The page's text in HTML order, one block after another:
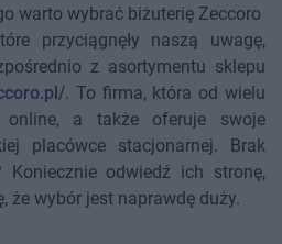
warto wybrać biżuterię Zeccoro
przyciągnęły naszą uwagę,
z asortymentu sklepu
. To firma, która od wielu
online, a także oferuje swoje
placówce stacjonarnej. Brak
Koniecznie odwiedź ich stronę,
że wybór jest naprawdę duży.